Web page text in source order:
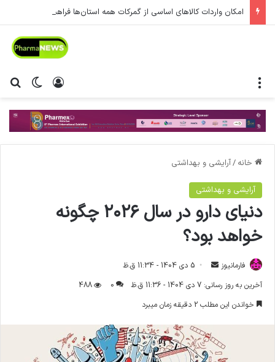
امکان واردات کالاهای اساسی از گمرکات همه استان‌ها فراهم شد.
تغییر ورود
خانه /آرایشی و بهداشتی
آرایشی و بهداشتی
دنیای دارو در سال ۲۰۲۶ چگونه
خواهد بود؟
فارمانیوز
ا
ل
ا
ی
5 دی 1404 - 11:34 ق.ظ
آخرین به روز رسانی: 7 دی 1404 - 11:36 ق.ظ
0
488
خواندن این مطلب 2 دقیقه زمان میبرد